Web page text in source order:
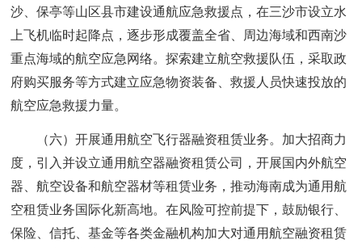
沙、保亭等山区县市建设通航应急救援点，在三沙市设立水
上飞机临时起降点，逐步形成覆盖全省、周边海域和西南沙
重点海域的航空应急网络。探索建立航空救援队伍，采取政
府购买服务等方式建立应急物资装备、救援人员快速投放的
航空应急救援力量。
（六）开展通用航空飞行器融资租赁业务。加大招商力
度，引入并设立通用航空器融资租赁公司，开展国内外航空
器、航空设备和航空器材等租赁业务，推动海南成为通用航
空租赁业务国际化新高地。在风险可控前提下，鼓励银行、
保险、信托、基金等各类金融机构加大对通用航空融资租赁